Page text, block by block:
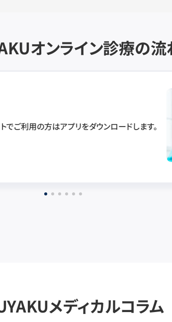
オンライン診療の流
トでご利用の方はアプリをダウンロードします。
メディカルコラム